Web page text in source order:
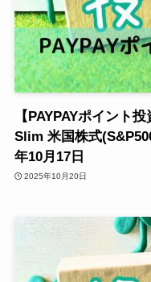
【PAYPAYポイント
Slim 米国株式
年10月17日
2025年10月20日